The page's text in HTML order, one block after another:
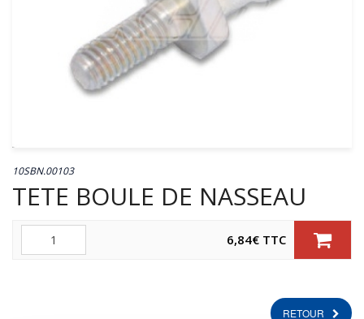
10SBN.00103
TETE BOULE DE NASSEAU
6,84€ TTC
RETOUR